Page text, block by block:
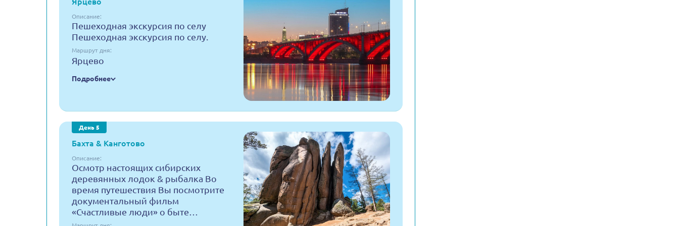
Описание:
Пешеходная экскурсия по селу
Пешеходная экскурсия по селу.
Маршрут дня:
Ярцево
Подробнее
День 5
Бахта & Канготово
Описание:
Осмотр настоящих сибирских
деревянных лодок & рыбалка Во
время путешествия Вы посмотрите
документальный фильм
«Счастливые люди» о быте…